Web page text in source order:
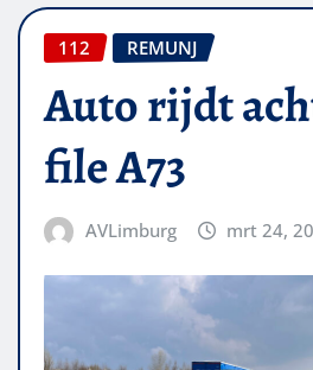
112 REMUNJ
Auto rijdt
file A73
AVLimburg mrt 24,